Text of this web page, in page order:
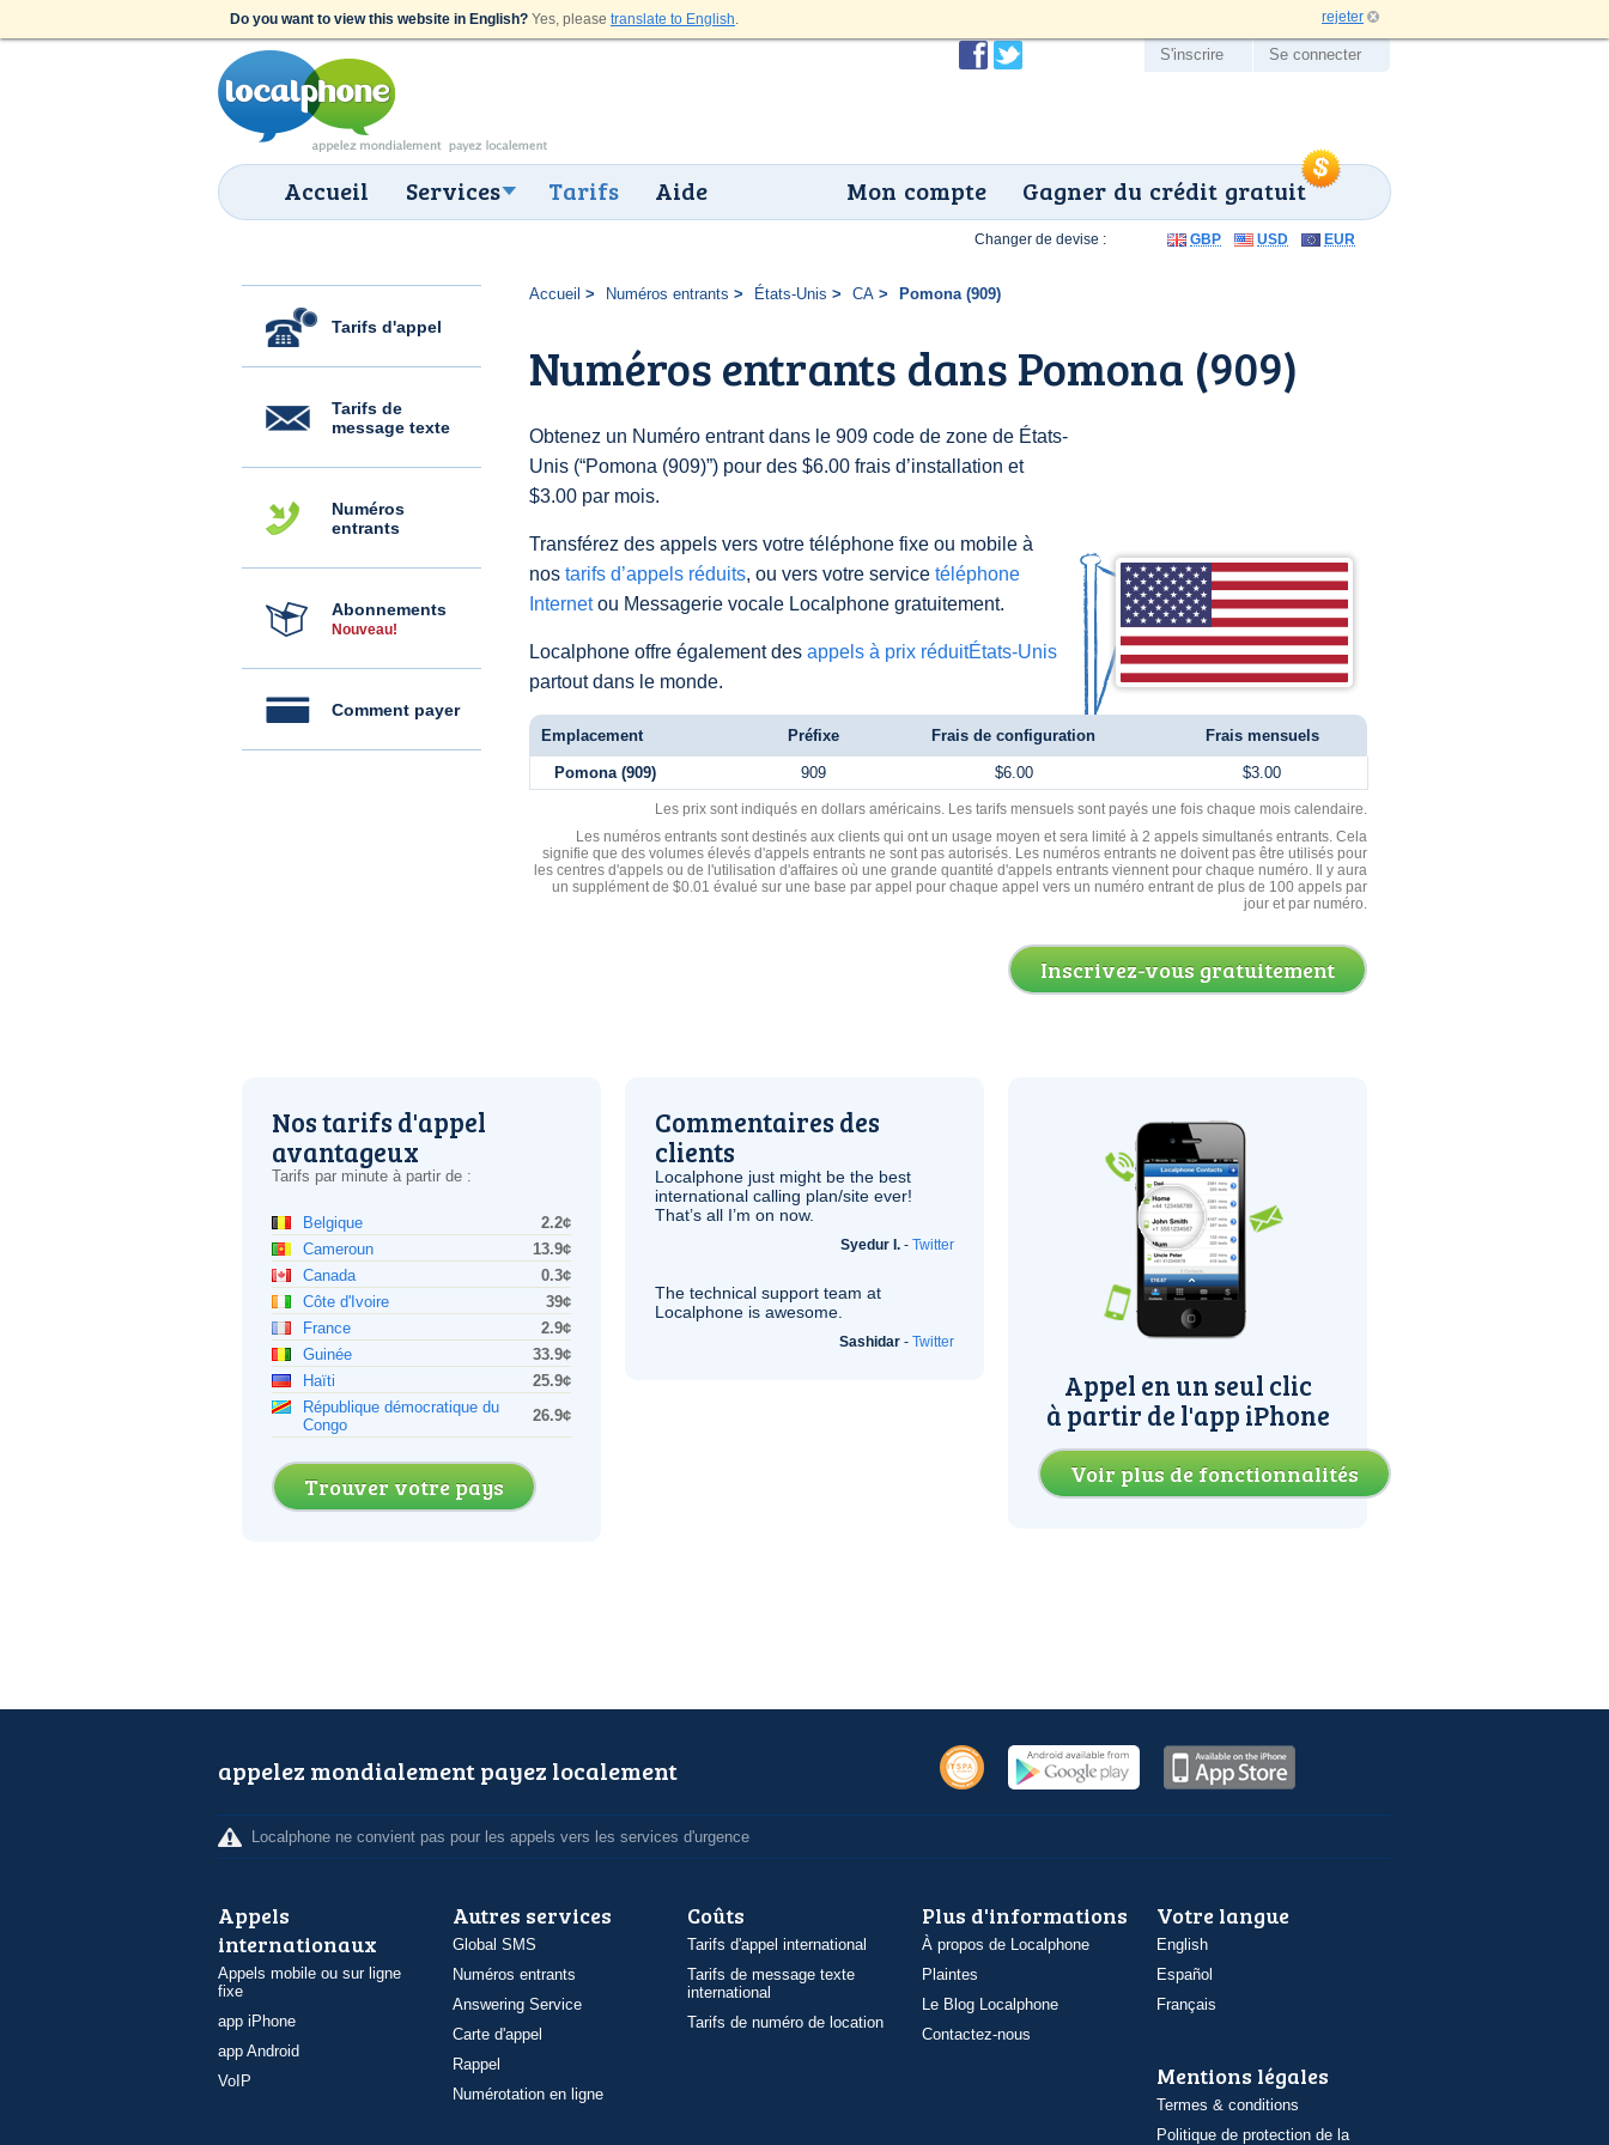
Do you want to view this website in English? Yes, please translate to English. rejeter
Accueil Services Tarifs Aide Gagner du crédit gratuit
Mon compte
S'inscrire Se connecter
Tarifs d'appel
Tarifs de
message texte
Numéros
entrants
Abonnements
Nouveau!
Comment payer
Accueil Numéros entrants États-Unis CA Pomona (909)
Numéros entrants dans Pomona (909)
Obtenez un Numéro entrant dans le 909 code de zone de États-
Unis (“Pomona (909)”) pour des $6.00 frais d’installation et
$3.00 par mois.
Transférez des appels vers votre téléphone fixe ou mobile à
nos tarifs d’appels réduits, ou vers votre service téléphone
Internetou Messagerie vocale Localphone gratuitement.
Localphone offre également des appels à prix réduitÉtats-Unis
partout dans le monde.
Changer de devise : GBP USD EUR
Emplacement Préfixe Frais de configuration Frais mensuels
Pomona (909) 909 $6.00 $3.00
Les prix sont indiqués en dollars américains. Les tarifs mensuels sont payés une fois chaque mois calendaire.
Les numéros entrants sont destinés aux clients qui ont un usage moyen et sera limité à 2 appels simultanés entrants. Cela
signifie que des volumes élevés d'appels entrants ne sont pas autorisés. Les numéros entrants ne doivent pas être utilisés pour
les centres d'appels ou de l'utilisation d'affaires où une grande quantité d'appels entrants viennent pour chaque numéro. Il y aura
un supplément de $0.01 évalué sur une base par appel pour chaque appel vers un numéro entrant de plus de 100 appels par
jour et par numéro.
Inscrivez-vous gratuitement
Nos tarifs d'appel
avantageux
Tarifs par minute à partir de :
Belgique
2.2¢
Cameroun
13.9¢
Canada
0.3¢
Côte d'Ivoire
39¢
France
2.9¢
Guinée
33.9¢
Haïti
25.9¢
République démocratique du
Congo
26.9¢
Trouver votre pays
Commentaires des
clients
Localphone just might be the best
international calling plan/site ever!
That’s all I’m on now.
Syedur I. - Twitter
The technical support team at
Localphone is awesome.
Sashidar - Twitter
Appel en un seul clic
à partir de l'app iPhone
Voir plus de fonctionnalités
appelez mondialement payez localement
Localphone ne convient pas pour les appels vers les services d'urgence
Appels
internationaux
Appels mobile ou sur ligne
fixe
app iPhone
app Android
VoIP
Autres services
Global SMS
Numéros entrants
Answering Service
Carte d'appel
Rappel
Numérotation en ligne
Coûts
Tarifs d'appel international
Tarifs de message texte
international
Tarifs de numéro de location
Plus d'informations
À propos de Localphone
Plaintes
Le Blog Localphone
Contactez-nous
Votre langue
English
Español
Français
Mentions légales
Termes & conditions
Politique de protection de la